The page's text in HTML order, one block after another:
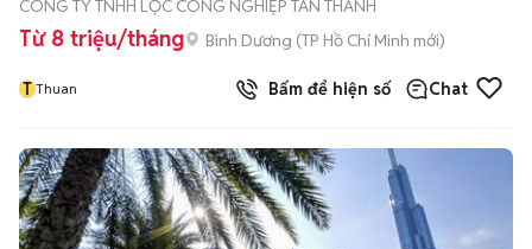
CÔNG TY TNHH LỌC CÔNG NGHIỆP TÂN THANH
Từ 8 triệu/tháng Bình Dương (TP Hồ Chí Minh mới)
T Thuan Bấm để hiện số Chat